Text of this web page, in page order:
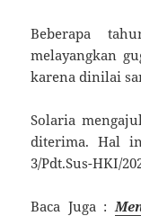
Beberapa
melayangkan
karena dinilai
Solaria
diterima. Hal
3/Pdt.Sus-HKI/
Baca Juga :